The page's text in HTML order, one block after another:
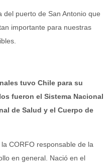
puerto de San Antonio que
importante para nuestras
tuvo Chile para su
fueron el Sistema Nacional
de Salud y el Cuerpo de
CORFO responsable de la
en general. Nació en el